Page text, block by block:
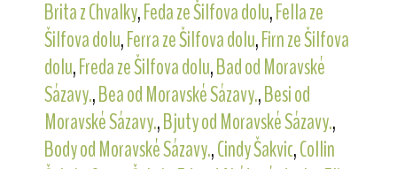
Brita z Chvalky,Feda ze Šilfova dolu,Fella ze
Šilfova dolu,Ferra ze Šilfova dolu,Firn ze Šilfova
dolu,Freda ze Šilfova dolu,Bad od Moravské
Sázavy.,Bea od Moravské Sázavy.,Besi od
Moravské Sázavy.,Bjuty od Moravské Sázavy.,
Body od Moravské Sázavy.,Cindy Šakvic,Collin